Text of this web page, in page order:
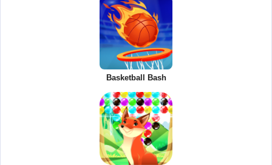
Basketball Bash